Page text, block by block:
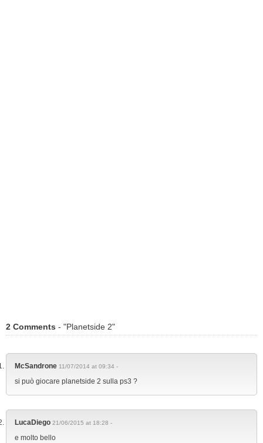
2 Comments - "Planetside 2"
McSandrone 11/07/2014 at 09:34 -
si può giocare planetside 2 sulla ps3 ?
LucaDiego 21/06/2015 at 18:28 -
e molto bello